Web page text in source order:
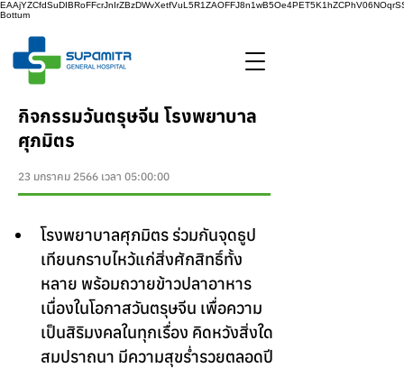
Bottum
กิจกรรมวันตรุษจีน โรงพยาบาล
ศุภมิตร
23 มกราคม 2566 เวลา 05:00:00
โรงพยาบาลศุภมิตร ร่วมกันจุดธูป
เทียนกราบไหว้แก่สิ่งศักสิทธิ์ทั้ง
หลาย พร้อมถวายข้าวปลาอาหาร
เนื่องในโอกาสวันตรุษจีน เพื่อความ
เป็นสิริมงคลในทุกเรื่อง คิดหวังสิ่งใด
สมปราถนา มีความสุขร่ำรวยตลอดปี